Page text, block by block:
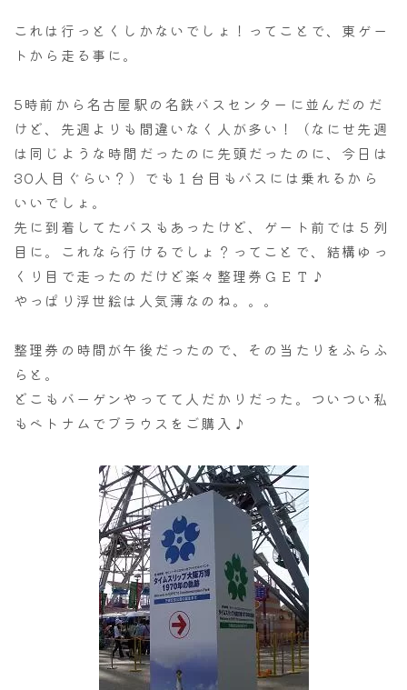
これは行っとくしかないでしょ！ってことで、東ゲー
トから走る事に。
5時前から名古屋駅の名鉄バスセンターに並んだのだ
けど、先週よりも間違いなく人が多い！（なにせ先週
は同じような時間だったのに先頭だったのに、今日は
30人目ぐらい？）でも１台目もバスには乗れるから
いいでしょ。
先に到着してたバスもあったけど、ゲート前では５列
目に。これなら行けるでしょ？ってことで、結構ゆっ
くり目で走ったのだけど楽々整理券ＧＥＴ♪
やっぱり浮世絵は人気薄なのね。。。
整理券の時間が午後だったので、その当たりをふらふ
らと。
どこもバーゲンやってて人だかりだった。ついつい私
もベトナムでブラウスをご購入♪